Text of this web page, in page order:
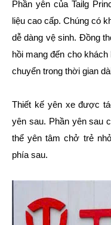
Phần yên của Tailg
liệu cao cấp. Chúng có
dễ dàng vệ sinh. Đồng
hồi mang đến cho
chuyển trong thời gian
Thiết kế yên xe được
yên sau. Phần yên sau
thể yên tâm chở trẻ
phía sau.